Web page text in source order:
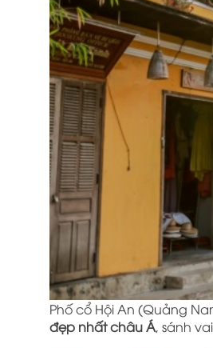
Phố cổ Hội An (Quảng
đẹp nhất châu Á, sánh